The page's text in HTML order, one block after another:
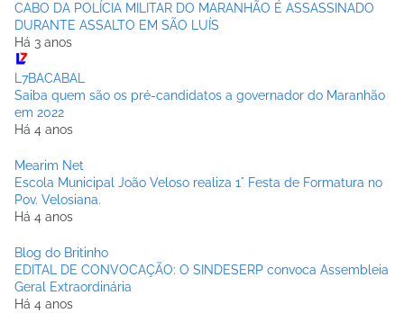
CABO DA POLÍCIA MILITAR DO MARANHÃO É ASSASSINADO
DURANTE ASSALTO EM SÃO LUÍS
Há 3 anos
L7BACABAL
Saiba quem são os pré-candidatos a governador do Maranhão
em 2022
Há 4 anos
Mearim Net
Escola Municipal João Veloso realiza 1° Festa de Formatura no
Pov. Velosiana.
Há 4 anos
Blog do Britinho
EDITAL DE CONVOCAÇÃO: O SINDESERP convoca Assembleia
Geral Extraordinária
Há 4 anos